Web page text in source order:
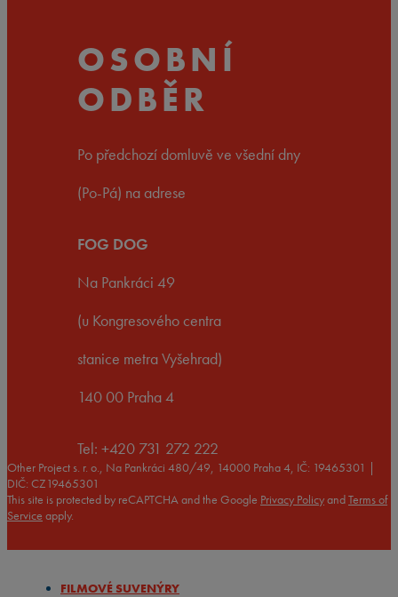
OSOBNÍ
ODBĚR
Po předchozí domluvě ve všední dny
(Po-Pá) na adrese
FOG DOG
Na Pankráci 49
(u Kongresového centra
stanice metra Vyšehrad)
140 00 Praha 4
Tel: +420 731 272 222
Other Project s. r. o., Na Pankráci 480/49, 14000 Praha 4, IČ: 19465301 |
DIČ: CZ19465301
This site is protected by reCAPTCHA and the Google Privacy PolicyandTerms of
Service apply.
FILMOVÉ SUVENÝRY